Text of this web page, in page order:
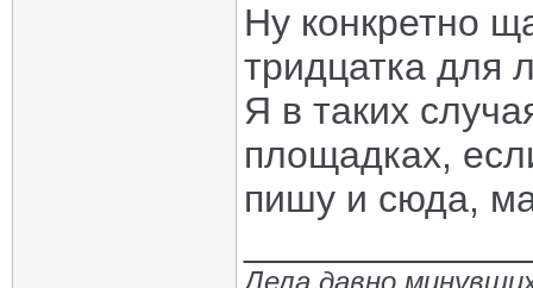
Ну конкретно
тридцатка для
Я в таких
площадках,
пишу и сюда,
Дела давно